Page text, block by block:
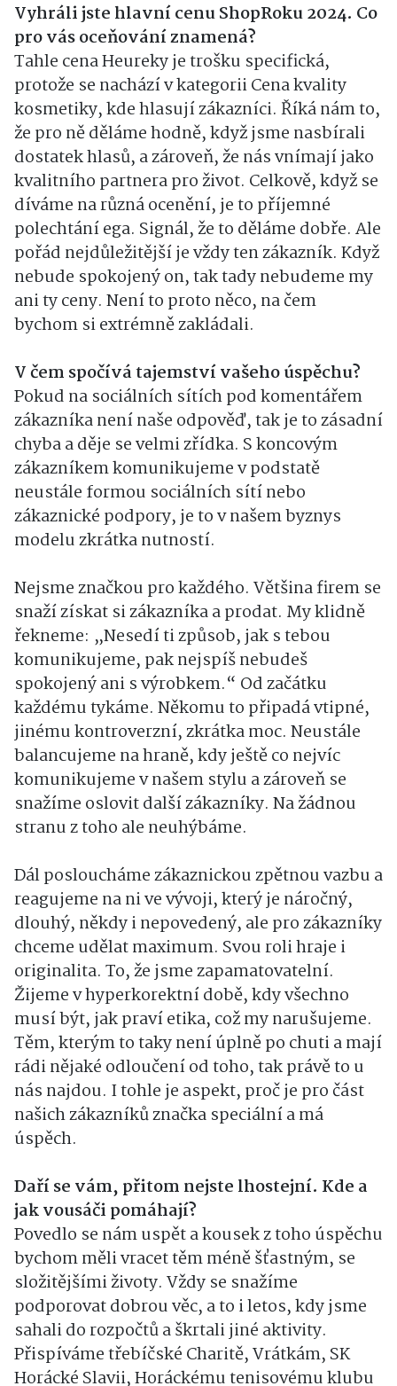
Vyhráli jste hlavní cenu ShopRoku 2024. Co
pro vás oceňování znamená?
Tahle cena Heureky je trošku specifická,
protože se nachází v kategorii Cena kvality
kosmetiky, kde hlasují zákazníci. Říká nám to,
že pro ně děláme hodně, když jsme nasbírali
dostatek hlasů, a zároveň, že nás vnímají jako
kvalitního partnera pro život. Celkově, když se
díváme na různá ocenění, je to příjemné
polechtání ega. Signál, že to děláme dobře. Ale
pořád nejdůležitější je vždy ten zákazník. Když
nebude spokojený on, tak tady nebudeme my
ani ty ceny. Není to proto něco, na čem
bychom si extrémně zakládali.
V čem spočívá tajemství vašeho úspěchu?
Pokud na sociálních sítích pod komentářem
zákazníka není naše odpověď, tak je to zásadní
chyba a děje se velmi zřídka. S koncovým
zákazníkem komunikujeme v podstatě
neustále formou sociálních sítí nebo
zákaznické podpory, je to v našem byznys
modelu zkrátka nutností.
Nejsme značkou pro každého. Většina firem se
snaží získat si zákazníka a prodat. My klidně
řekneme: „Nesedí ti způsob, jak s tebou
komunikujeme, pak nejspíš nebudeš
spokojený ani s výrobkem.“ Od začátku
každému tykáme. Někomu to připadá vtipné,
jinému kontroverzní, zkrátka moc. Neustále
balancujeme na hraně, kdy ještě co nejvíc
komunikujeme v našem stylu a zároveň se
snažíme oslovit další zákazníky. Na žádnou
stranu z toho ale neuhýbáme.
Dál posloucháme zákaznickou zpětnou vazbu a
reagujeme na ni ve vývoji, který je náročný,
dlouhý, někdy i nepovedený, ale pro zákazníky
chceme udělat maximum. Svou roli hraje i
originalita. To, že jsme zapamatovatelní.
Žijeme v hyperkorektní době, kdy všechno
musí být, jak praví etika, což my narušujeme.
Těm, kterým to taky není úplně po chuti a mají
rádi nějaké odloučení od toho, tak právě to u
nás najdou. I tohle je aspekt, proč je pro část
našich zákazníků značka speciální a má
úspěch.
Daří se vám, přitom nejste lhostejní. Kde a
jak vousáči pomáhají?
Povedlo se nám uspět a kousek z toho úspěchu
bychom měli vracet těm méně šťastným, se
složitějšími životy. Vždy se snažíme
podporovat dobrou věc, a to i letos, kdy jsme
sahali do rozpočtů a škrtali jiné aktivity.
Přispíváme třebíčské Charitě, Vrátkám, SK
Horácké Slavii, Horáckému tenisovému klubu